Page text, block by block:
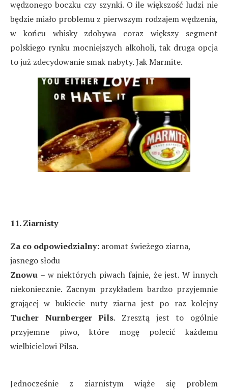
wędzonego boczku czy szynki. O ile większość ludzi nie
będzie miało problemu z pierwszym rodzajem wędzenia,
w końcu whisky zdobywa coraz większy segment
polskiego rynku mocniejszych alkoholi, tak druga opcja
to już zdecydowanie smak nabyty. Jak Marmite.
11. Ziarnisty
Za co odpowiedzialny: aromat świeżego ziarna,
jasnego słodu
Znowu – w niektórych piwach fajnie, że jest. W innych
niekoniecznie. Zacnym przykładem bardzo przyjemnie
grającej w bukiecie nuty ziarna jest po raz kolejny
Tucher Nurnberger Pils. Zresztą jest to ogólnie
przyjemne piwo, które mogę polecić każdemu
wielbicielowi Pilsa.
Jednocześnie z ziarnistym wiąże się problem